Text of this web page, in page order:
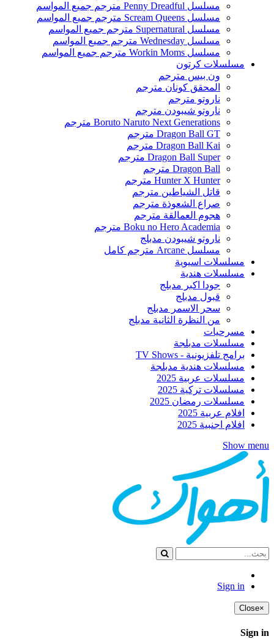
مسلسل Penny Dreadful مترجم جميع المواسم
مسلسل Scream Queens مترجم جميع المواسم
مسلسل Supernatural مترجم جميع المواسم
مسلسل Wednesday مترجم جميع المواسم
مسلسل Workin Moms مترجم جميع المواسم
مسلسلات كرتون
ون بيس مترجم
المحقق كونان مترجم
ناروتو مترجم
ناروتو شيبودن مترجم
Boruto Naruto Next Generations مترجم
Dragon Ball GT مترجم
Dragon Ball Kai مترجم
Dragon Ball Super مترجم
Dragon Ball مترجم
Hunter X Hunter مترجم
قاتل الشياطين مترجم
صراع الشعوذة مترجم
هجوم العمالقة مترجم
Boku no Hero Academia مترجم
ناروتو شيبودن مدبلج
مسلسل Arcane مترجم كامل
مسلسلات اسيوية
مسلسلات هندية
جودا اكبر مدبلج
قبول مدبلج
سحر الاسمر مدبلج
من النظرة الثانية مدبلج
مسرحيات
مسلسلات مدبلجة
برامج تلفزيونية - TV Shows
مسلسلات هندية مدبلجة
مسلسلات عربية 2025
مسلسلات تركية 2025
مسلسلات رمضان 2025
افلام عربية 2025
افلام اجنبية 2025
Show menu
Sign in
×
Close
Sign in